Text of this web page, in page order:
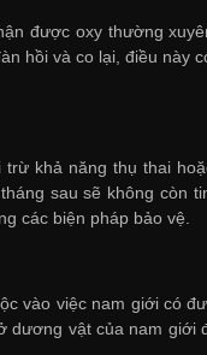
được oxy thường
hồi và co lại, điều này
khả năng thụ thai
sau sẽ không còn
các biện pháp bảo vệ.
vào việc nam giới có
dương vật của nam